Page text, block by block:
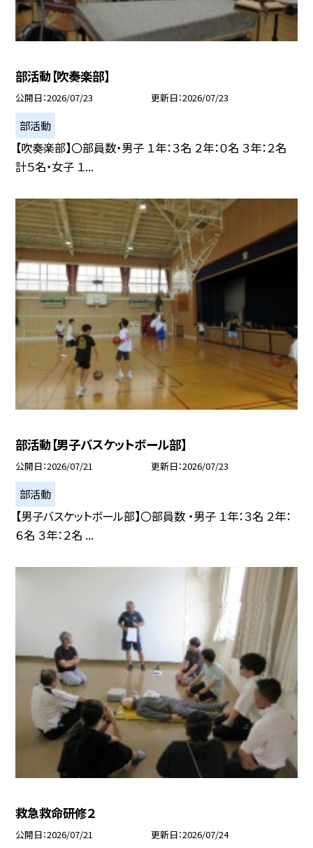
部活動【吹奏楽部】
公開日 2026/07/23 更新日 2026/07/23
部活動
【吹奏楽部】〇部員数・男子 １年：３名 ２年：０名 ３年：２名
計５名・女子 １...
部活動【男子バスケットボール部】
公開日 2026/07/21 更新日 2026/07/23
部活動
【男子バスケットボール部】〇部員数 ・男子 １年：３名 ２年：
６名 ３年：２名 ...
救急救命研修２
公開日 2026/07/21 更新日 2026/07/24